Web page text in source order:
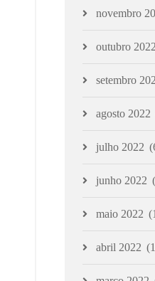
novembro
outubro 2022
setembro
agosto 2022
julho 2022
junho 2022
maio 2022
abril 2022